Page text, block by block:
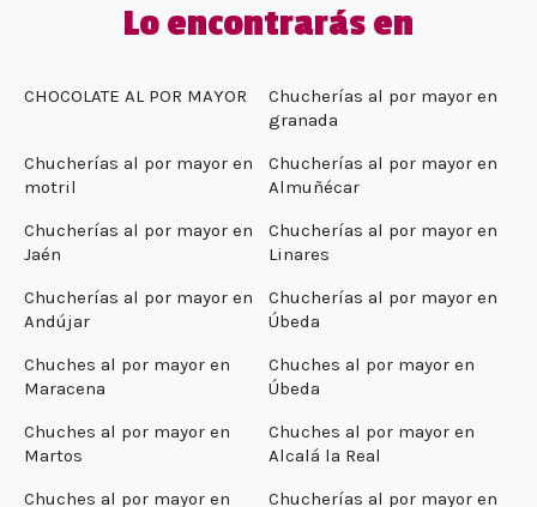
Lo encontrarás en
CHOCOLATE AL POR MAYOR
Chucherías al por mayor en
granada
Chucherías al por mayor en
motril
Chucherías al por mayor en
Almuñécar
Chucherías al por mayor en
Jaén
Chucherías al por mayor en
Linares
Chucherías al por mayor en
Andújar
Chucherías al por mayor en
Úbeda
Chuches al por mayor en
Maracena
Chuches al por mayor en
Úbeda
Chuches al por mayor en
Martos
Chuches al por mayor en
Alcalá la Real
Chuches al por mayor en
Chucherías al por mayor en